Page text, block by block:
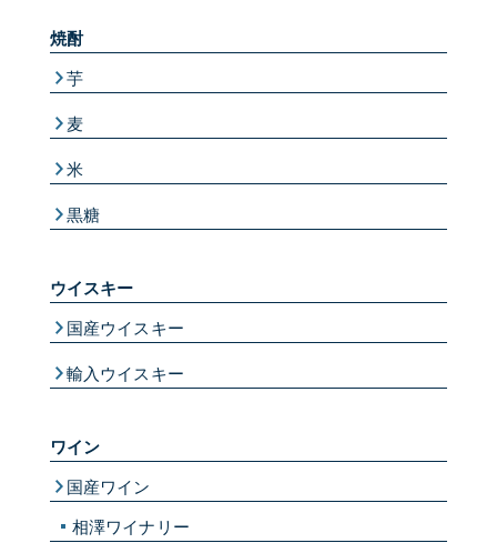
焼酎
芋
麦
米
黒糖
ウイスキー
国産ウイスキー
輸入ウイスキー
ワイン
国産ワイン
相澤ワイナリー